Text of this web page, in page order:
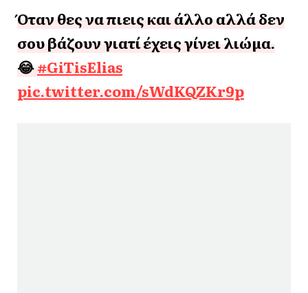
Όταν θες να πιεις και άλλο αλλά δεν
σου βάζουν γιατί έχεις γίνει λιώμα.
😂#GiTisElias
pic.twitter.com/sWdKQZKr9p